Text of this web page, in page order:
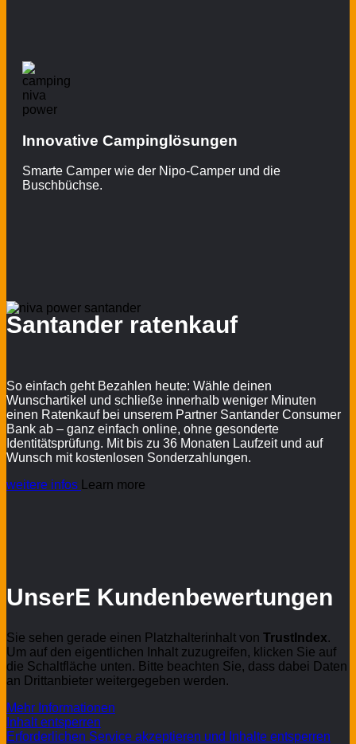
Innovative Campinglösungen
Smarte Camper wie der Nipo-Camper und die
Buschbüchse.
Santander ratenkauf
So einfach geht Bezahlen heute: Wähle deinen
Wunschartikel und schließe innerhalb weniger Minuten
einen Ratenkauf bei unserem Partner Santander Consumer
Bank ab – ganz einfach online, ohne gesonderte
Identitätsprüfung. Mit bis zu 36 Monaten Laufzeit und auf
Wunsch mit kostenlosen Sonderzahlungen.
weitere infos
Learn more
UnserE Kundenbewertungen
Sie sehen gerade einen Platzhalterinhalt von TrustIndex.
Um auf den eigentlichen Inhalt zuzugreifen, klicken Sie auf
die Schaltfläche unten. Bitte beachten Sie, dass dabei Daten
an Drittanbieter weitergegeben werden.
Mehr Informationen
Inhalt entsperren
Erforderlichen Service akzeptieren und Inhalte entsperren